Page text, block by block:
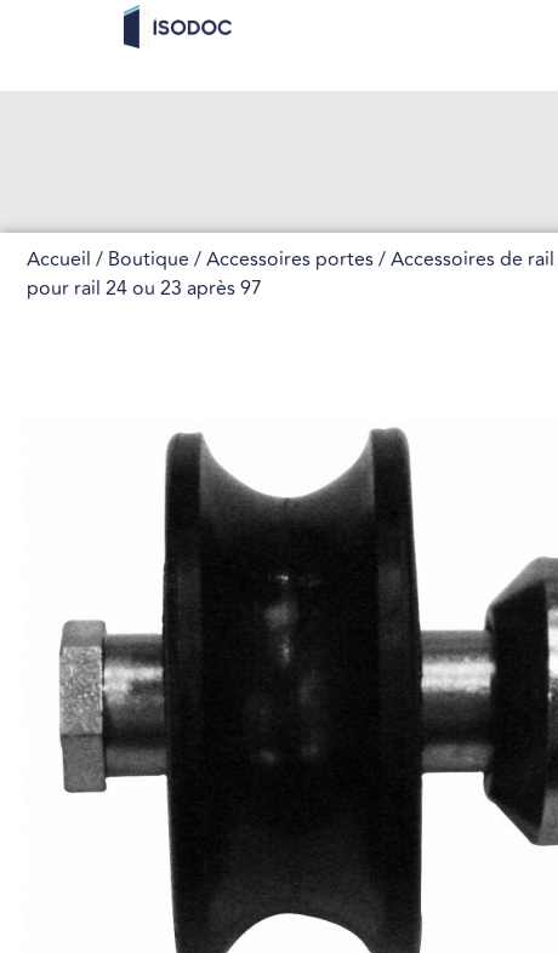
Accueil / Boutique /Accessoires portes/Accessoires de rail
pour rail 24 ou 23 après 97